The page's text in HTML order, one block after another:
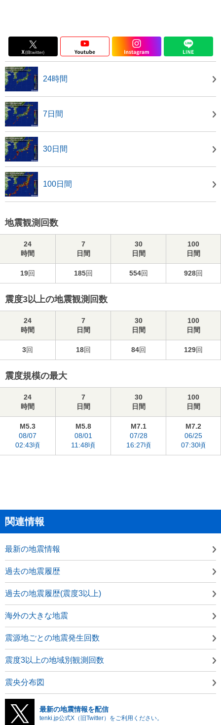
24時間
7日間
30日間
100日間
地震観測回数
24
時間
7
日間
30
日間
100
日間
19回 185回 554回 928回
震度3以上の地震観測回数
24
時間
7
日間
30
日間
100
日間
3回 18回 84回 129回
震度規模の最大
24
時間
7
日間
30
日間
100
日間
M5.3
08/07
02:43頃
M5.8
08/01
11:48頃
M7.1
07/28
16:27頃
M7.2
06/25
07:30頃
関連情報
最新の地震情報
過去の地震履歴
過去の地震履歴(震度3以上)
海外の大きな地震
震源地ごとの地震発生回数
震度3以上の地域別観測回数
震央分布図
最新の地震情報を配信
tenki.jp公式X（旧Twitter）をご利用ください。